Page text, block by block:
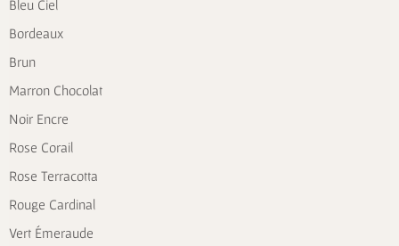
Bleu Ciel
Bordeaux
Brun
Marron Chocolat
Noir Encre
Rose Corail
Rose Terracotta
Rouge Cardinal
Vert Émeraude